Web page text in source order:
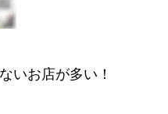
いお店が多い！